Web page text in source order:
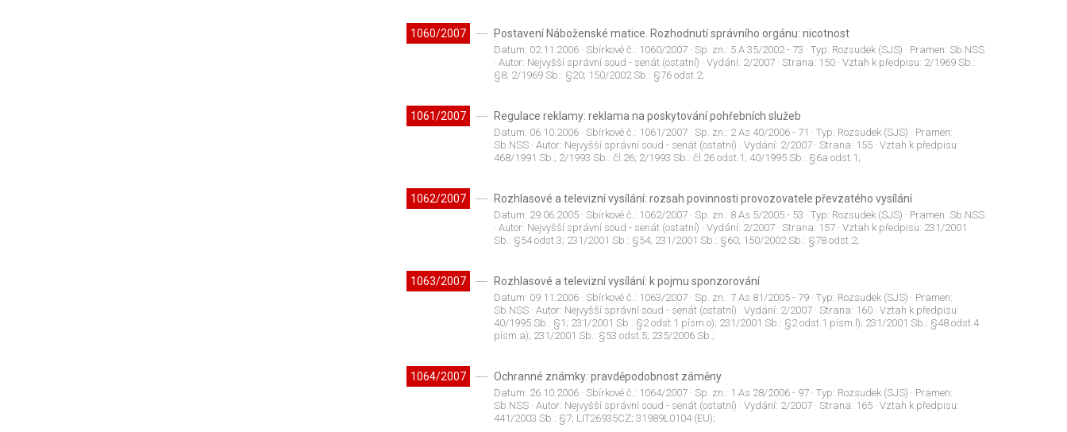
1060/2007 Postavení Náboženské matice. Rozhodnutí správního orgánu: nicotnost
Datum: 02.11.2006· Sbírkové č.: 1060/2007· Sp. zn.: 5 A 35/2002 - 73 · Typ: Rozsudek (SJS) · Pramen: Sb.NSS
· Autor: Nejvyšší správní soud - senát (ostatní) · Vydání: 2/2007· Strana: 150· Vztah k předpisu: 2/1969 Sb.:
§8; 2/1969 Sb.: §20; 150/2002 Sb.: §76 odst.2;
1061/2007 Regulace reklamy: reklama na poskytování pohřebních služeb
Datum: 06.10.2006· Sbírkové č.: 1061/2007· Sp. zn.: 2 As 40/2006 - 71 · Typ: Rozsudek (SJS) · Pramen:
Sb.NSS· Autor: Nejvyšší správní soud - senát (ostatní) · Vydání: 2/2007· Strana: 155· Vztah k předpisu:
468/1991 Sb.; 2/1993 Sb.: čl.26; 2/1993 Sb.: čl.26 odst.1; 40/1995 Sb.: §6a odst.1;
1062/2007 Rozhlasové a televizní vysílání: rozsah povinnosti provozovatele převzatého vysílání
Datum: 29.06.2005· Sbírkové č.: 1062/2007· Sp. zn.: 8 As 5/2005 - 53 · Typ: Rozsudek (SJS) · Pramen: Sb.NSS
· Autor: Nejvyšší správní soud - senát (ostatní) · Vydání: 2/2007· Strana: 157· Vztah k předpisu: 231/2001
Sb.: §54 odst.3; 231/2001 Sb.: §54; 231/2001 Sb.: §60; 150/2002 Sb.: §78 odst.2;
1063/2007 Rozhlasové a televizní vysílání: k pojmu sponzorování
Datum: 09.11.2006· Sbírkové č.: 1063/2007· Sp. zn.: 7 As 81/2005 - 79· Typ: Rozsudek (SJS) · Pramen:
Sb.NSS· Autor: Nejvyšší správní soud - senát (ostatní) · Vydání: 2/2007· Strana: 160· Vztah k předpisu:
40/1995 Sb.: §1; 231/2001 Sb.: §2 odst.1 písm.o); 231/2001 Sb.: §2 odst.1 písm.l); 231/2001 Sb.: §48 odst.4
písm.a); 231/2001 Sb.: §53 odst.5; 235/2006 Sb.;
1064/2007 Ochranné známky: pravděpodobnost záměny
Datum: 26.10.2006· Sbírkové č.: 1064/2007· Sp. zn.: 1 As 28/2006 - 97· Typ: Rozsudek (SJS) · Pramen:
Sb.NSS· Autor: Nejvyšší správní soud - senát (ostatní) · Vydání: 2/2007· Strana: 165· Vztah k předpisu:
441/2003 Sb.: §7; LIT26935CZ; 31989L0104 (EU);